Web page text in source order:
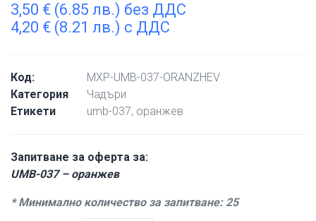
3,50 € (6.85 лв.) без ДДС
4,20 € (8.21 лв.) с ДДС
Код:
MXP-UMB-037-ORANZHEV
Категория
Чадъри
Етикети
umb-037, оранжев
Запитване за оферта за:
UMB-037 – оранжев
* Минимално количество за запитване: 25